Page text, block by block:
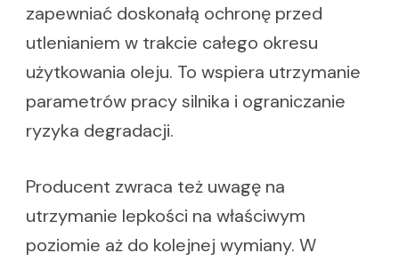
zapewniać doskonałą ochronę przed
utlenianiem w trakcie całego okresu
użytkowania oleju. To wspiera utrzymanie
parametrów pracy silnika i ograniczanie
ryzyka degradacji.
Producent zwraca też uwagę na
utrzymanie lepkości na właściwym
poziomie aż do kolejnej wymiany. W